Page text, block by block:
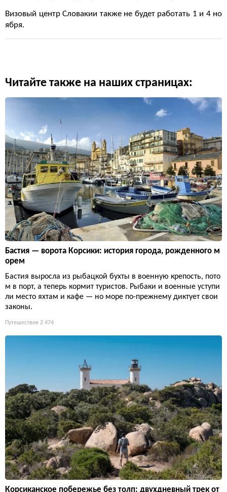
Визовый центр Словакии также не будет работать 1 и 4 но
ября.
Читайте также на наших страницах:
Бастия — ворота Корсики: история города, рожденного м
орем
Бастия выросла из рыбацкой бухты в военную крепость, пото
м в порт, а теперь кормит туристов. Рыбаки и военные уступи
ли место яхтам и кафе — но море по-прежнему диктует свои
законы.
Путешествия 2 474
Корсиканское побережье без толп: двухдневный трек от